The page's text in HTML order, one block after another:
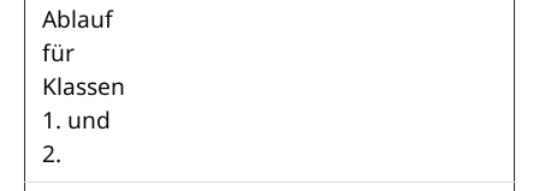
Ablauf
für
Klassen
1. und
2.